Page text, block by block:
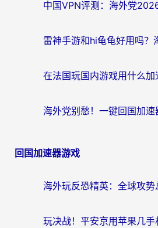
回国加速器游戏